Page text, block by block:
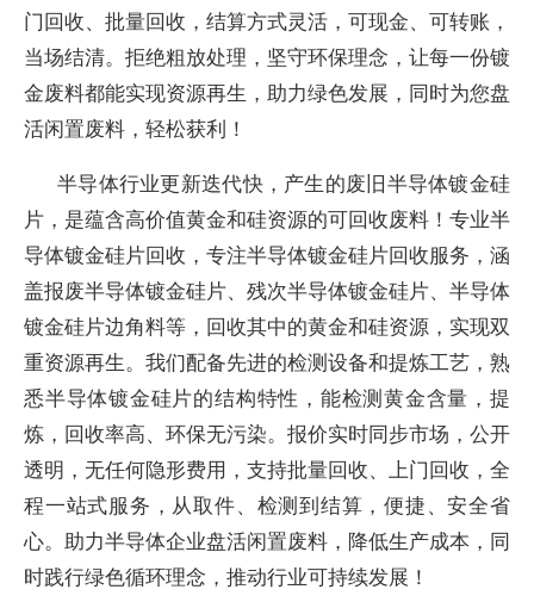
门回收、批量回收，结算方式灵活，可现金、可转账，
当场结清。拒绝粗放处理，坚守环保理念，让每一份镀
金废料都能实现资源再生，助力绿色发展，同时为您盘
活闲置废料，轻松获利！
半导体行业更新迭代快，产生的废旧半导体镀金硅
片，是蕴含高价值黄金和硅资源的可回收废料！专业半
导体镀金硅片回收，专注半导体镀金硅片回收服务，涵
盖报废半导体镀金硅片、残次半导体镀金硅片、半导体
镀金硅片边角料等，回收其中的黄金和硅资源，实现双
重资源再生。我们配备先进的检测设备和提炼工艺，熟
悉半导体镀金硅片的结构特性，能检测黄金含量，提
炼，回收率高、环保无污染。报价实时同步市场，公开
透明，无任何隐形费用，支持批量回收、上门回收，全
程一站式服务，从取件、检测到结算，便捷、安全省
心。助力半导体企业盘活闲置废料，降低生产成本，同
时践行绿色循环理念，推动行业可持续发展！